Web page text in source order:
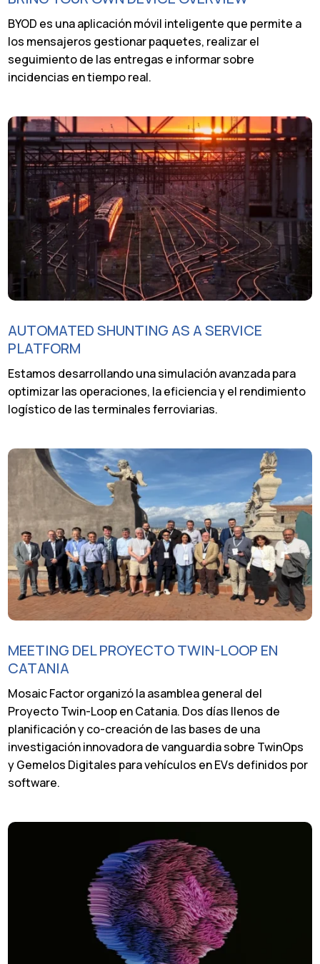
BYOD es una aplicación móvil inteligente que permite a
los mensajeros gestionar paquetes, realizar el
seguimiento de las entregas e informar sobre
incidencias en tiempo real.
AUTOMATED SHUNTING AS A SERVICE
PLATFORM
Estamos desarrollando una simulación avanzada para
optimizar las operaciones, la eficiencia y el rendimiento
logístico de las terminales ferroviarias.
MEETING DEL PROYECTO TWIN-LOOP EN
CATANIA
Mosaic Factor organizó la asamblea general del
Proyecto Twin-Loop en Catania. Dos días llenos de
planificación y co-creación de las bases de una
investigación innovadora de vanguardia sobre TwinOps
y Gemelos Digitales para vehículos en EVs definidos por
software.